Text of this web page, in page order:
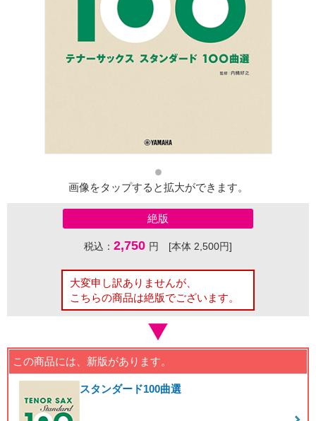
画像をタップすると拡大ができます。
絶版
税込： 2,750 円 [本体 2,500円]
大変申し訳ありませんが、
こちらの商品は絶版でございます。
この商品には、新版があります。
スタンダード100曲選